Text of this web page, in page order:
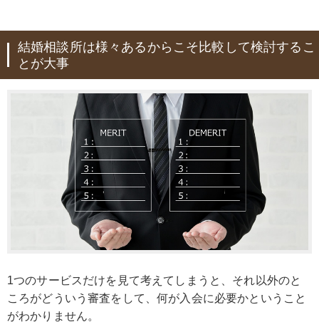
結婚相談所は様々あるからこそ比較して検討するこ
とが大事
1つのサービスだけを見て考えてしまうと、それ以外のと
ころがどういう審査をして、何が入会に必要かということ
がわかりません。